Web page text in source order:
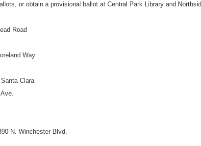
or obtain a provisional ballot at Central Park Library and
Road
Way
Clara
N. Winchester Blvd.